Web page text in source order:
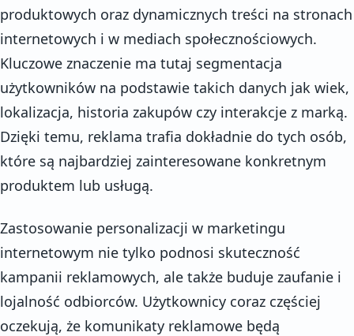
produktowych oraz dynamicznych treści na stronach
internetowych i w mediach społecznościowych.
Kluczowe znaczenie ma tutaj segmentacja
użytkowników na podstawie takich danych jak wiek,
lokalizacja, historia zakupów czy interakcje z marką.
Dzięki temu, reklama trafia dokładnie do tych osób,
które są najbardziej zainteresowane konkretnym
produktem lub usługą.
Zastosowanie personalizacji w marketingu
internetowym nie tylko podnosi skuteczność
kampanii reklamowych, ale także buduje zaufanie i
lojalność odbiorców. Użytkownicy coraz częściej
oczekują, że komunikaty reklamowe będą